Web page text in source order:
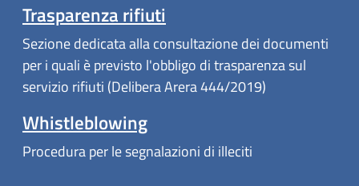
Trasparenza rifiuti
Sezione dedicata alla consultazione dei documenti
per i quali è previsto l'obbligo di trasparenza sul
servizio rifiuti (Delibera Arera 444/2019)
Whistleblowing
Procedura per le segnalazioni di illeciti